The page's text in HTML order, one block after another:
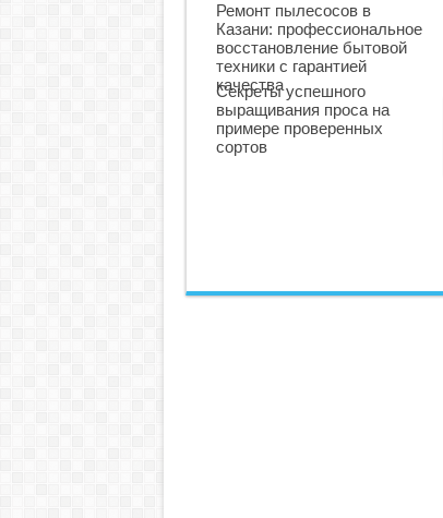
Ремонт пылесосов в
Казани: профессиональное
восстановление бытовой
техники с гарантией
качества
Секреты успешного
выращивания проса на
примере проверенных
сортов